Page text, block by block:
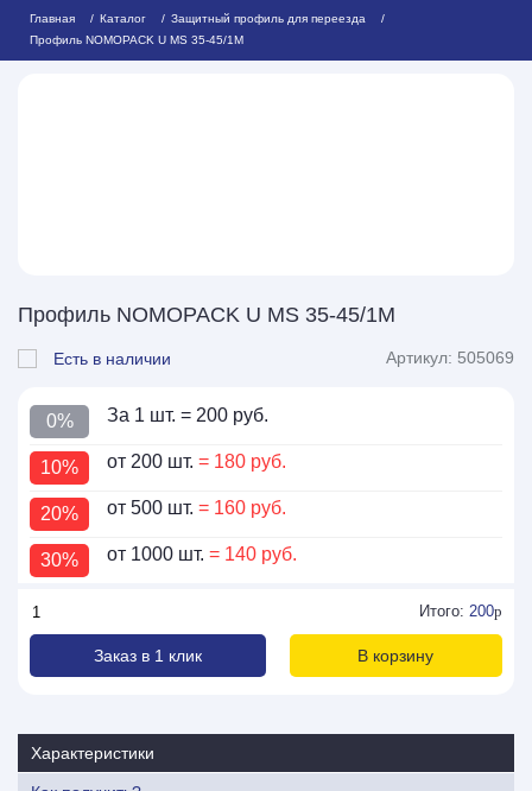
Главная Каталог
Защитный профиль для переезда
Профиль NOMOPACK U MS 35-45/1М
Профиль NOMOPACK U MS 35-45/1М
Есть в наличии Артикул: 505069
0% За 1 шт. = 200 руб.
10% от 200 шт. = 180 руб.
20% от 500 шт. = 160 руб.
30% от 1000 шт. = 140 руб.
Итого: 200p
Заказ в 1 клик В корзину
Характеристики